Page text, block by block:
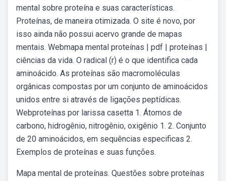
mental sobre proteína e suas características.
Proteínas, de maneira otimizada. O site é novo, por
isso ainda não possui acervo grande de mapas
mentais. Webmapa mental proteínas | pdf | proteínas |
ciências da vida. O radical (r) é o que identifica cada
aminoácido. As proteínas são macromoléculas
orgânicas compostas por um conjunto de aminoácidos
unidos entre si através de ligações peptídicas.
Webproteínas por larissa casetta 1. Átomos de
carbono, hidrogênio, nitrogênio, oxigênio 1. 2. Conjunto
de 20 aminoácidos, em sequências especificas 2.
Exemplos de proteínas e suas funções.
Mapa mental de proteínas. Questões sobre proteínas